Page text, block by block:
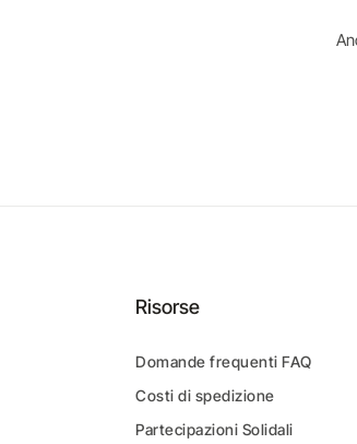
Risorse
Domande frequenti FAQ
Costi di spedizione
Partecipazioni Solidali